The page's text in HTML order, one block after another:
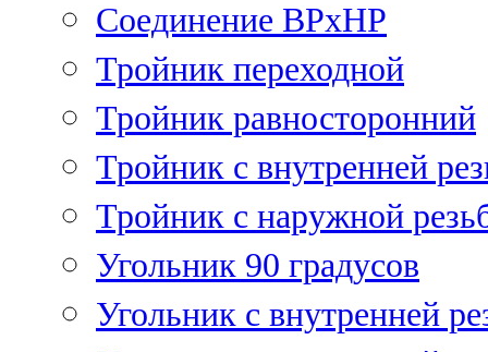
Соединение ВРхНР
Тройник переходной
Тройник равносторонний
Тройник с внутренней
Тройник с наружной
Угольник 90 градусов
Угольник c внутренней